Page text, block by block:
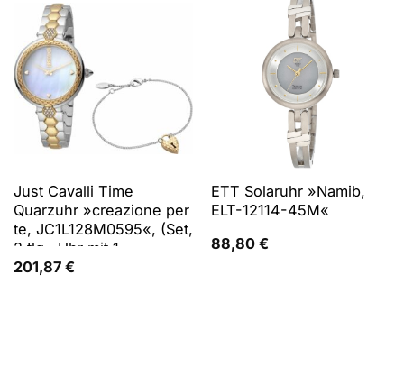
Just Cavalli Time
Quarzuhr »creazione per
te, JC1L128M0595«, (Set,
2 tlg., Uhr mit 1
Schmuckarmband)
201,87 €
ETT Solaruhr »Namib,
ELT-12114-45M«
88,80 €